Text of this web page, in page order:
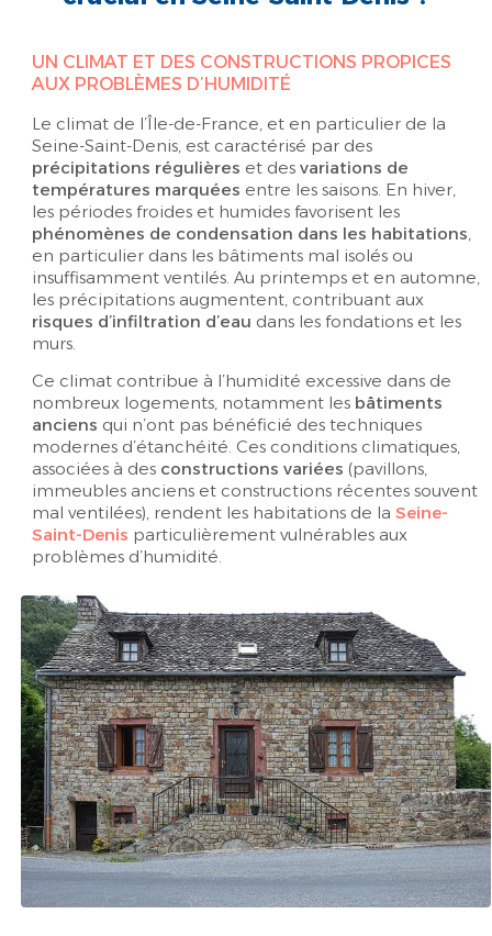
UN CLIMAT ET DES CONSTRUCTIONS PROPICES
AUX PROBLÈMES D’HUMIDITÉ
Le climat de l’Île-de-France, et en particulier de la
Seine-Saint-Denis, est caractérisé par des
précipitations régulières et des variations de
températures marquées entre les saisons. En hiver,
les périodes froides et humides favorisent les
phénomènes de condensation dans les habitations,
en particulier dans les bâtiments mal isolés ou
insuffisamment ventilés. Au printemps et en automne,
les précipitations augmentent, contribuant aux
risques d’infiltration d’eau dans les fondations et les
murs.
Ce climat contribue à l’humidité excessive dans de
nombreux logements, notamment les bâtiments
anciens qui n’ont pas bénéficié des techniques
modernes d’étanchéité. Ces conditions climatiques,
associées à des constructions variées (pavillons,
immeubles anciens et constructions récentes souvent
mal ventilées), rendent les habitations de la Seine-
Saint-Denis particulièrement vulnérables aux
problèmes d’humidité.